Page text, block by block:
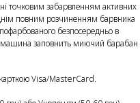
точковим забарвленням активних
повним розчиненням барвника
безпосередньо в
машина заповнить миючий барабан
Visa/MasterCard.